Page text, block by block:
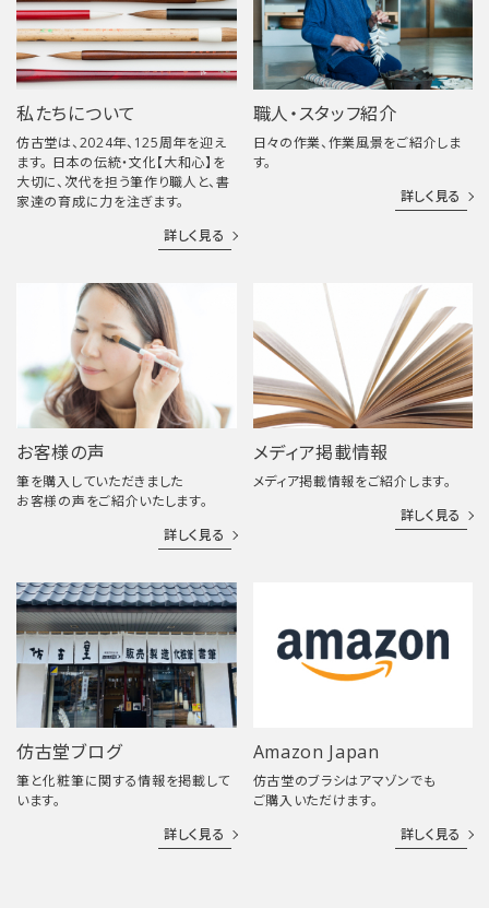
私たちについて
仿古堂は、2024年、125周年を迎え
ます。 日本の伝統・文化【大和心】を
大切に、次代を担う筆作り職人と、書
家達の育成に力を注ぎます。
詳しく見る
職人・スタッフ紹介
日々の作業、作業風景をご紹介しま
す。
詳しく見る
お客様の声
筆を購入していただきました
お客様の声をご紹介いたします。
詳しく見る
メディア掲載情報
メディア掲載情報をご紹介します。
詳しく見る
仿古堂ブログ
筆と化粧筆に関する情報を掲載して
います。
詳しく見る
Amazon Japan
仿古堂のブラシはアマゾンでも
ご購入いただけます。
詳しく見る